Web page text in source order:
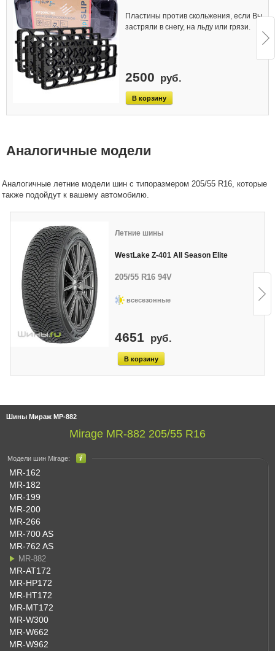
Шины Мираж МР-882
Mirage MR-882 205/55 R16
Модели шин Mirage:
MR-162
MR-182
MR-199
MR-200
MR-266
MR-700 AS
MR-762 AS
MR-882
MR-AT172
MR-HP172
MR-HT172
MR-MT172
MR-W300
MR-W662
MR-W962
Пластины против скольжения, если Вы
застряли в снегу, на льду или грязи.
2500 руб.
Аналогичные модели
Аналогичные летние модели шин с типоразмером 205/55 R16, которые
также подойдут к вашему автомобилю.
Летние шины
WestLake Z-401 All Season Elite
205/55 R16 94V
всесезонные
4651 руб.